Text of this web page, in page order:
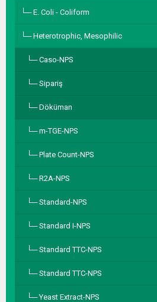
E. Coli - Coliform
Heterotrophic, Mesophilic
Caso-NPS
Sipariş
Döküman
m-TGE-NPS
Plate Count-NPS
R2A-NPS
Standard-NPS
Standard I-NPS
Standard TTC-NPS
Standard TTC-NPS
Yeast Extract-NPS